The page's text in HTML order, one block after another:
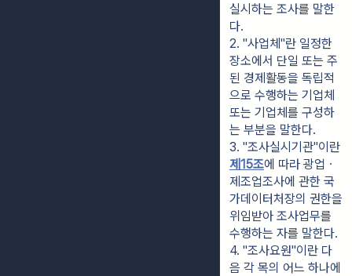
실시하는 조사를 말한
다.
2. "사업체"란 일정한
장소에서 단일 또는 주
된 경제활동을 독립적
으로 수행하는 기업체
또는 기업체를 구성하
는 부분을 말한다.
제15조에 따라 광업ㆍ
제조업조사에 관한 국
가데이터처장의 권한을
위임받아 조사업무를
수행하는 자를 말한다.
4. "조사요원"이란 다
음 각 목의 어느 하나에